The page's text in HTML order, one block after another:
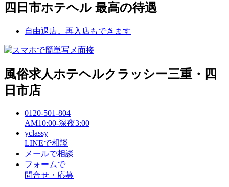
四日市ホテヘル 最高の待遇
自由退店。再入店もできます
風俗求人ホテヘルクラッシー三重・四
日市店
0120-501-804
AM10:00-深夜3:00
yclassy
LINEで相談
メールで相談
フォームで
問合せ・応募